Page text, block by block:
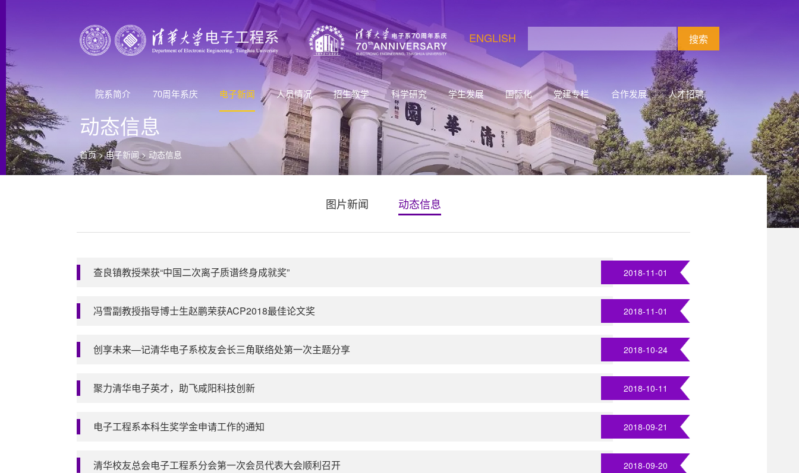
ENGLISH
院系简介 70周年系庆 电子新闻 人员情况 招生教学 科学研究 学生发展 国际化 党建专栏 合作发展 人才招聘
动态信息
首页>电子新闻>动态信息
图片新闻 动态信息
查良镇教授荣获“中国二次离子质谱终身成就奖” 2018-11-01
冯雪副教授指导博士生赵鹏荣获ACP2018最佳论文奖 2018-11-01
创享未来—记清华电子系校友会长三角联络处第一次主题分享 2018-10-24
聚力清华电子英才，助飞咸阳科技创新 2018-10-11
电子工程系本科生奖学金申请工作的通知 2018-09-21
清华校友总会电子工程系分会第一次会员代表大会顺利召开 2018-09-20